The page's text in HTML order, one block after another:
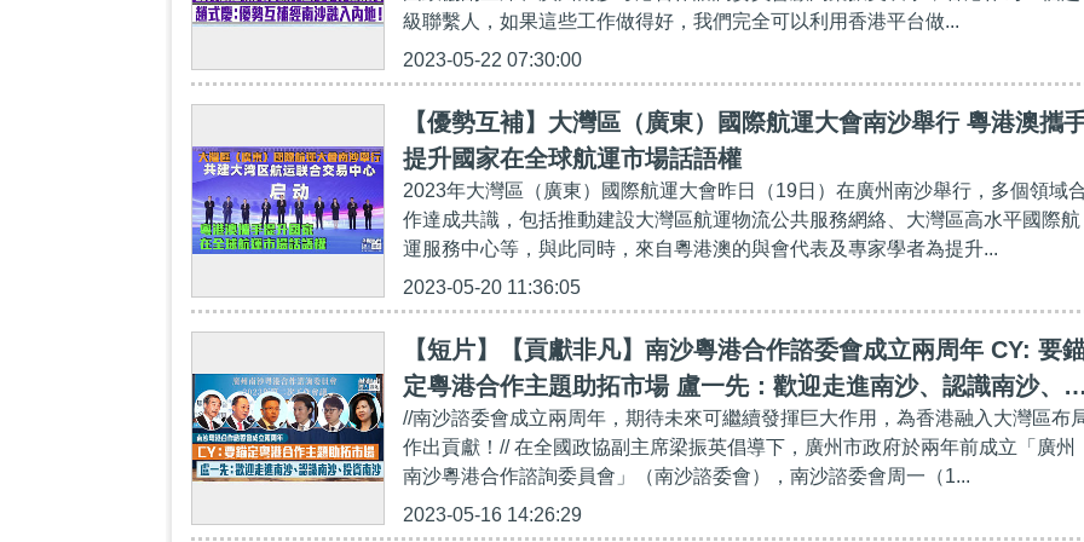
級聯繫人，如果這些工作做得好，我們完全可以利用香港平台做...
2023-05-22 07:30:00
【優勢互補】大灣區（廣東）國際航運大會南沙舉行 粵港澳攜
提升國家在全球航運市場話語權
2023年大灣區（廣東）國際航運大會昨日（19日）在廣州南沙舉行，多個領域
作達成共識，包括推動建設大灣區航運物流公共服務網絡、大灣區高水平國際航
運服務中心等，與此同時，來自粵港澳的與會代表及專家學者為提升...
2023-05-20 11:36:05
【短片】【貢獻非凡】南沙粵港合作諮委會成立兩周年 CY: 要
定粵港合作主題助拓市場 盧一先：歡迎走進南沙、認識南沙、投
資南沙
//南沙諮委會成立兩周年，期待未來可繼續發揮巨大作用，為香港融入大灣區布
作出貢獻！// 在全國政協副主席梁振英倡導下，廣州市政府於兩年前成立「廣州
南沙粵港合作諮詢委員會」（南沙諮委會），南沙諮委會周一（1...
2023-05-16 14:26:29